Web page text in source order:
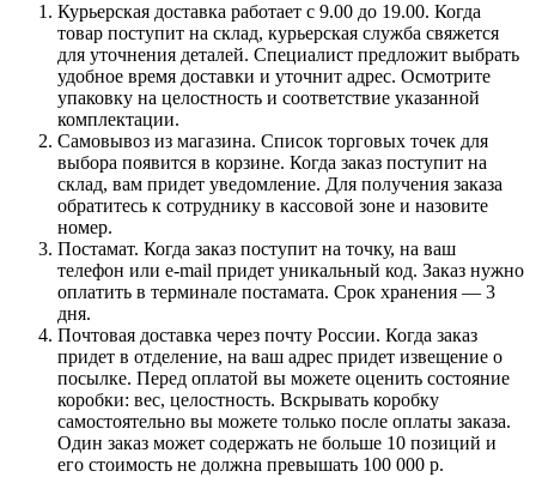
Курьерская доставка работает с 9.00 до 19.00. Когда
товар поступит на склад, курьерская служба свяжется
для уточнения деталей. Специалист предложит выбрать
удобное время доставки и уточнит адрес. Осмотрите
упаковку на целостность и соответствие указанной
комплектации.
Самовывоз из магазина. Список торговых точек для
выбора появится в корзине. Когда заказ поступит на
склад, вам придет уведомление. Для получения заказа
обратитесь к сотруднику в кассовой зоне и назовите
номер.
Постамат. Когда заказ поступит на точку, на ваш
телефон или e-mail придет уникальный код. Заказ нужно
оплатить в терминале постамата. Срок хранения — 3
дня.
Почтовая доставка через почту России. Когда заказ
придет в отделение, на ваш адрес придет извещение о
посылке. Перед оплатой вы можете оценить состояние
коробки: вес, целостность. Вскрывать коробку
самостоятельно вы можете только после оплаты заказа.
Один заказ может содержать не больше 10 позиций и
его стоимость не должна превышать 100 000 р.